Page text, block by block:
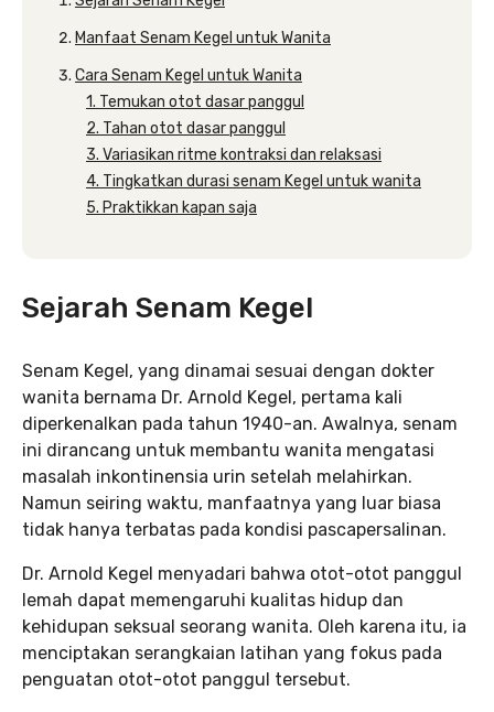
Manfaat Senam Kegel untuk Wanita
Cara Senam Kegel untuk Wanita
1. Temukan otot dasar panggul
2. Tahan otot dasar panggul
3. Variasikan ritme kontraksi dan relaksasi
4. Tingkatkan durasi senam Kegel untuk wanita
5. Praktikkan kapan saja
Sejarah Senam Kegel
Senam Kegel, yang dinamai sesuai dengan dokter
wanita bernama Dr. Arnold Kegel, pertama kali
diperkenalkan pada tahun 1940-an. Awalnya, senam
ini dirancang untuk membantu wanita mengatasi
masalah inkontinensia urin setelah melahirkan.
Namun seiring waktu, manfaatnya yang luar biasa
tidak hanya terbatas pada kondisi pascapersalinan.
Dr. Arnold Kegel menyadari bahwa otot-otot panggul
lemah dapat memengaruhi kualitas hidup dan
kehidupan seksual seorang wanita. Oleh karena itu, ia
menciptakan serangkaian latihan yang fokus pada
penguatan otot-otot panggul tersebut.